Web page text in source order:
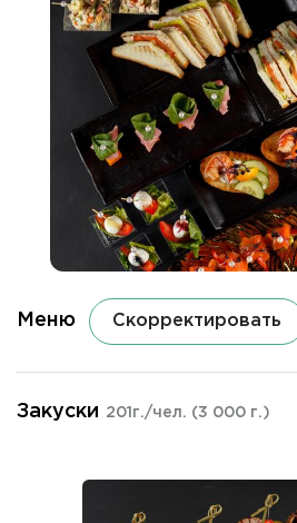
Меню Скорректировать
Закуски 201г./чел. (3 000 г.)